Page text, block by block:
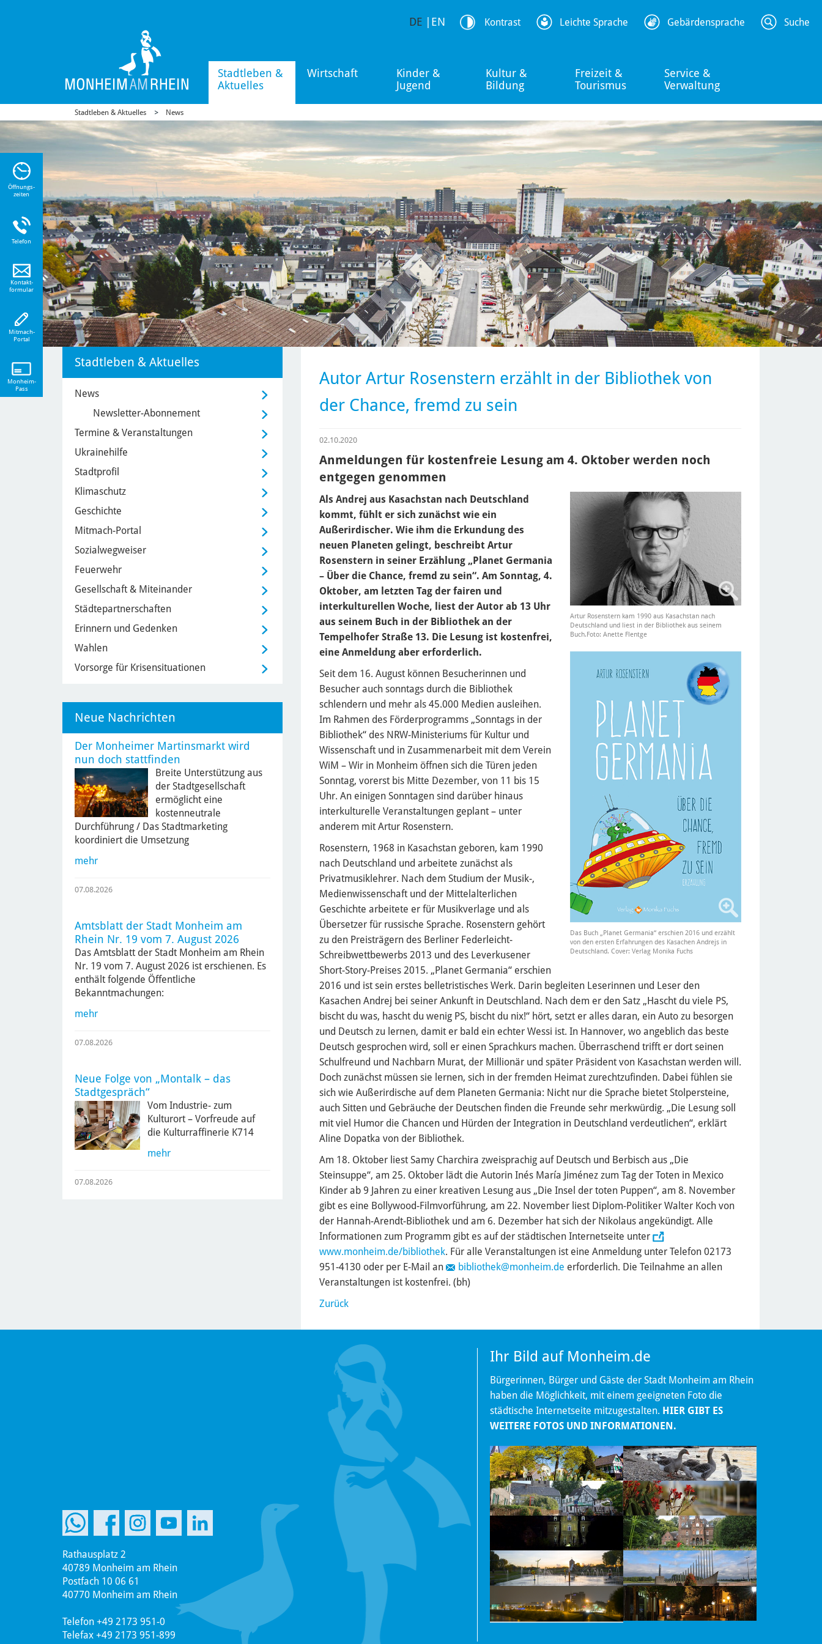
Stadtleben &
Aktuelles
Wirtschaft
Kinder &
Jugend
Kultur &
Bildung
Freizeit &
Tourismus
Service &
Verwaltung
DE EN Kontrast Leichte Sprache Gebärdensprache Suche
Stadtleben & Aktuelles News
Autor Artur Rosenstern erzählt in der Bibliothek von
der Chance, fremd zu sein
02.10.2020
Anmeldungen für kostenfreie Lesung am 4. Oktober werden noch
entgegen genommen
Artur Rosenstern kam 1990 aus Kasachstan nach
Deutschland und liest in der Bibliothek aus seinem
Buch.Foto: Anette Flentge
Das Buch „Planet Germania“ erschien 2016 und erzählt
von den ersten Erfahrungen des Kasachen Andrejs in
Deutschland. Cover: Verlag Monika Fuchs
Als Andrej aus Kasachstan nach Deutschland
kommt, fühlt er sich zunächst wie ein
Außerirdischer. Wie ihm die Erkundung des
neuen Planeten gelingt, beschreibt Artur
Rosenstern in seiner Erzählung „Planet Germania
– Über die Chance, fremd zu sein“. Am Sonntag, 4.
Oktober, am letzten Tag der fairen und
interkulturellen Woche, liest der Autor ab 13 Uhr
aus seinem Buch in der Bibliothek an der
Tempelhofer Straße 13. Die Lesung ist kostenfrei,
eine Anmeldung aber erforderlich.
Seit dem 16. August können Besucherinnen und
Besucher auch sonntags durch die Bibliothek
schlendern und mehr als 45.000 Medien ausleihen.
Im Rahmen des Förderprogramms „Sonntags in der
Bibliothek“ des NRW-Ministeriums für Kultur und
Wissenschaft und in Zusammenarbeit mit dem Verein
WiM – Wir in Monheim öffnen sich die Türen jeden
Sonntag, vorerst bis Mitte Dezember, von 11 bis 15
Uhr. An einigen Sonntagen sind darüber hinaus
interkulturelle Veranstaltungen geplant – unter
anderem mit Artur Rosenstern.
Rosenstern, 1968 in Kasachstan geboren, kam 1990
nach Deutschland und arbeitete zunächst als
Privatmusiklehrer. Nach dem Studium der Musik-,
Medienwissenschaft und der Mittelalterlichen
Geschichte arbeitete er für Musikverlage und als
Übersetzer für russische Sprache. Rosenstern gehört
zu den Preisträgern des Berliner Federleicht-
Schreibwettbewerbs 2013 und des Leverkusener
Short-Story-Preises 2015. „Planet Germania“ erschien
2016 und ist sein erstes belletristisches Werk. Darin begleiten Leserinnen und Leser den
Kasachen Andrej bei seiner Ankunft in Deutschland. Nach dem er den Satz „Hascht du viele PS,
bischt du was, hascht du wenig PS, bischt du nix!“ hört, setzt er alles daran, ein Auto zu besorgen
und Deutsch zu lernen, damit er bald ein echter Wessi ist. In Hannover, wo angeblich das beste
Deutsch gesprochen wird, soll er einen Sprachkurs machen. Überraschend trifft er dort seinen
Schulfreund und Nachbarn Murat, der Millionär und später Präsident von Kasachstan werden will.
Doch zunächst müssen sie lernen, sich in der fremden Heimat zurechtzufinden. Dabei fühlen sie
sich wie Außerirdische auf dem Planeten Germania: Nicht nur die Sprache bietet Stolpersteine,
auch Sitten und Gebräuche der Deutschen finden die Freunde sehr merkwürdig. „Die Lesung soll
mit viel Humor die Chancen und Hürden der Integration in Deutschland verdeutlichen“, erklärt
Aline Dopatka von der Bibliothek.
Am 18. Oktober liest Samy Charchira zweisprachig auf Deutsch und Berbisch aus „Die
Steinsuppe“, am 25. Oktober lädt die Autorin Inés María Jiménez zum Tag der Toten in Mexico
Kinder ab 9 Jahren zu einer kreativen Lesung aus „Die Insel der toten Puppen“, am 8. November
gibt es eine Bollywood-Filmvorführung, am 22. November liest Diplom-Politiker Walter Koch von
der Hannah-Arendt-Bibliothek und am 6. Dezember hat sich der Nikolaus angekündigt. Alle
Informationen zum Programm gibt es auf der städtischen Internetseite unter
www.monheim.de/bibliothek. Für alle Veranstaltungen ist eine Anmeldung unter Telefon 02173
951-4130 oder per E-Mail an
bibliothek@monheim.de erforderlich. Die Teilnahme an allen
Veranstaltungen ist kostenfrei. (bh)
Zurück
Stadtleben & Aktuelles
News
Newsletter-Abonnement
Termine & Veranstaltungen
Ukrainehilfe
Stadtprofil
Klimaschutz
Geschichte
Mitmach-Portal
Sozialwegweiser
Feuerwehr
Gesellschaft & Miteinander
Städtepartnerschaften
Erinnern und Gedenken
Wahlen
Vorsorge für Krisensituationen
Neue Nachrichten
Der Monheimer Martinsmarkt wird
nun doch stattfinden
Breite Unterstützung aus
der Stadtgesellschaft
ermöglicht eine
kostenneutrale
Durchführung / Das Stadtmarketing
koordiniert die Umsetzung
mehr
07.08.2026
Amtsblatt der Stadt Monheim am
Rhein Nr. 19 vom 7. August 2026
Das Amtsblatt der Stadt Monheim am Rhein
Nr. 19 vom 7. August 2026 ist erschienen. Es
enthält folgende Öffentliche
Bekanntmachungen:
mehr
07.08.2026
Neue Folge von „Montalk – das
Stadtgespräch“
Vom Industrie- zum
Kulturort – Vorfreude auf
die Kulturraffinerie K714
mehr
07.08.2026
Rathausplatz 2
40789 Monheim am Rhein
Postfach 10 06 61
40770 Monheim am Rhein
Telefon +49 2173 951-0
Telefax +49 2173 951-899
Ihr Bild auf Monheim.de
Bürgerinnen, Bürger und Gäste der Stadt Monheim am Rhein
haben die Möglichkeit, mit einem geeigneten Foto die
städtische Internetseite mitzugestalten. HIER GIBT ES
WEITERE FOTOS UND INFORMATIONEN.
Öffnungs-
zeiten
Telefon
Kontakt-
formular
Mitmach-
Portal
Monheim-
Pass
Sie
zu